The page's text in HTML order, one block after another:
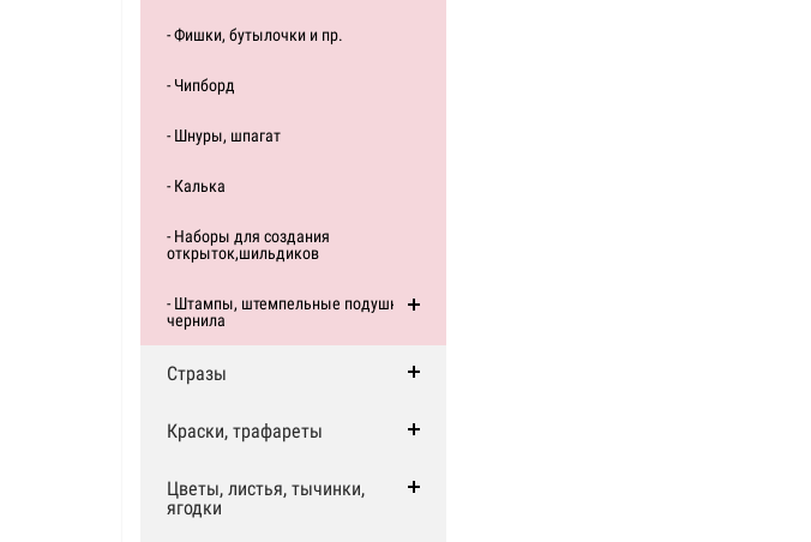
- Фишки, бутылочки и пр.
- Чипборд
- Шнуры, шпагат
- Калька
- Наборы для создания
открыток,шильдиков
- Штампы, штемпельные подушки,
чернила
Стразы
Краски, трафареты
Цветы, листья, тычинки,
ягодки